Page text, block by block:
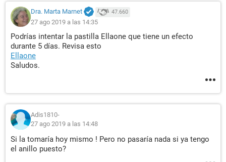
Dra. Marta Marnet 47.660
27 ago 2019 a las 14:35
Podrías intentar la pastilla Ellaone que tiene un efecto
durante 5 días. Revisa esto
Ellaone
Saludos.
Adis1810-
27 ago 2019 a las 14:48
Si la tomaría hoy mismo ! Pero no pasaría nada si ya tengo
el anillo puesto?